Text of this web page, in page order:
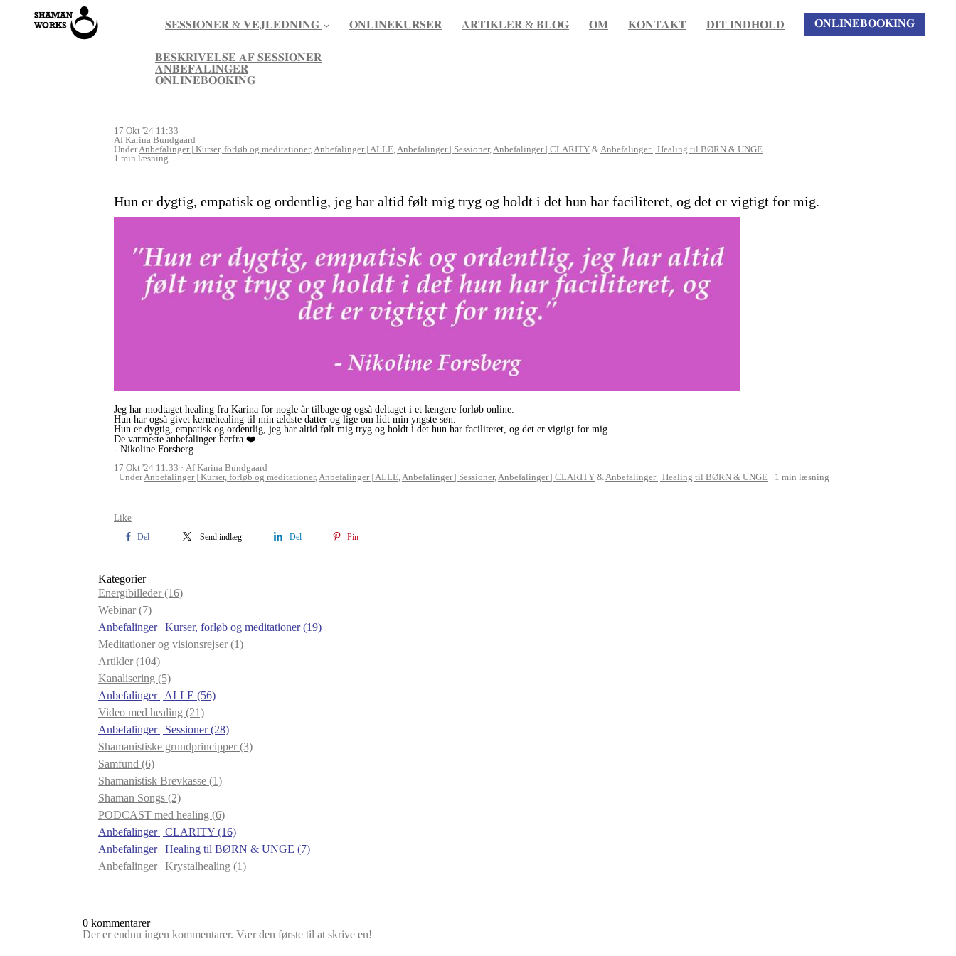
𝐒𝐄𝐒𝐒𝐈𝐎𝐍𝐄𝐑 & 𝐕𝐄𝐉𝐋𝐄𝐃𝐍𝐈𝐍𝐆
𝐁𝐄𝐒𝐊𝐑𝐈𝐕𝐄𝐋𝐒𝐄 𝐀𝐅 𝐒𝐄𝐒𝐒𝐈𝐎𝐍𝐄𝐑
𝐀𝐍𝐁𝐄𝐅𝐀𝐋𝐈𝐍𝐆𝐄𝐑
𝐎𝐍𝐋𝐈𝐍𝐄𝐁𝐎𝐎𝐊𝐈𝐍𝐆
𝐎𝐍𝐋𝐈𝐍𝐄𝐊𝐔𝐑𝐒𝐄𝐑 𝐀𝐑𝐓𝐈𝐊𝐋𝐄𝐑 & 𝐁𝐋𝐎𝐆 𝐎𝐌 𝐊𝐎𝐍𝐓𝐀𝐊𝐓 𝐃𝐈𝐓 𝐈𝐍𝐃𝐇𝐎𝐋𝐃 𝐎𝐍𝐋𝐈𝐍𝐄𝐁𝐎𝐎𝐊𝐈𝐍𝐆
17 Okt '24 11:33
Af Karina Bundgaard
UnderAnbefalinger | Kurser, forløb og meditationer,Anbefalinger | ALLE,Anbefalinger | Sessioner,Anbefalinger | CLARITY &Anbefalinger | Healing til BØRN & UNGE
1 min læsning
Hun er dygtig, empatisk og ordentlig, jeg har altid følt mig tryg og holdt i det hun har faciliteret, og det er vigtigt for mig.
Jeg har modtaget healing fra Karina for nogle år tilbage og også deltaget i et længere forløb online.
Hun har også givet kernehealing til min ældste datter og lige om lidt min yngste søn.
Hun er dygtig, empatisk og ordentlig, jeg har altid følt mig tryg og holdt i det hun har faciliteret, og det er vigtigt for mig.
De varmeste anbefalinger herfra ❤️
- Nikoline Forsberg
17 Okt '24 11:33
Af Karina Bundgaard
UnderAnbefalinger | Kurser, forløb og meditationer, Anbefalinger | ALLE Anbefalinger | Sessioner, Anbefalinger | CLARITY & Anbefalinger | Healing til BØRN & UNGE 1 min læsning
Like
Del Send indlæg Del Pin
Kategorier
Energibilleder(16)
Webinar(7)
Anbefalinger | Kurser, forløb og meditationer(19)
Meditationer og visionsrejser(1)
Artikler(104)
Kanalisering (5)
Anbefalinger | ALLE (56)
Video med healing (21)
Anbefalinger | Sessioner(28)
Shamanistiske grundprincipper(3)
Samfund (6)
Shamanistisk Brevkasse (1)
Shaman Songs (2)
PODCAST med healing (6)
Anbefalinger | CLARITY (16)
Anbefalinger | Healing til BØRN & UNGE (7)
Anbefalinger | Krystalhealing (1)
0 kommentarer
Der er endnu ingen kommentarer. Vær den første til at skrive en!